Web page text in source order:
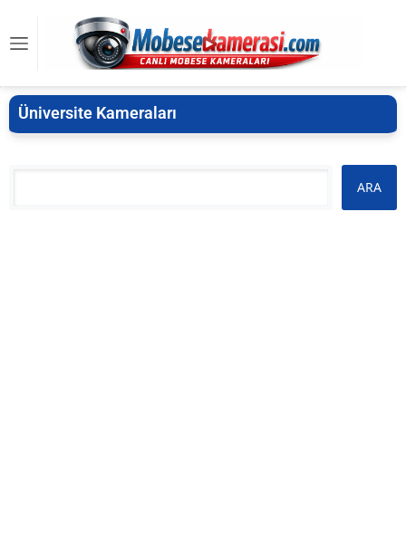
Üniversite Kameraları